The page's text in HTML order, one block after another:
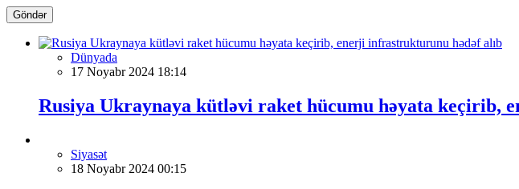
Göndər
Dünyada
17 Noyabr 2024 18:14
Rusiya Ukraynaya kütləvi raket hücumu həyata keçirib,
Siyasət
18 Noyabr 2024 00:15